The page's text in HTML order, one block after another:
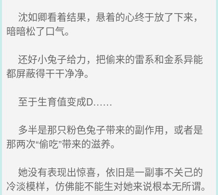
沈如卿看着结果，悬着的心终于放了下来，
暗暗松了口气。
还好小兔子给力，把偷来的雷系和金系异能
都屏蔽得干干净净。
至于生育值变成D……
多半是那只粉色兔子带来的副作用，或者是
那两次“偷吃”带来的滋养。
她没有表现出惊喜，依旧是一副事不关己的
冷淡模样，仿佛能不能生对她来说根本无所谓。